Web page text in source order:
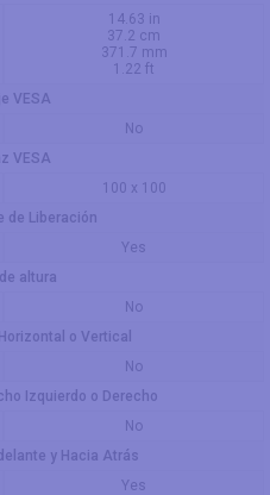
14.63 in
37.2 cm
371.7 mm
1.22 ft
VESA
No
VESA
100 x 100
de Liberación
Yes
altura
No
o Vertical
No
Izquierdo o Derecho
No
y Hacia Atrás
Yes